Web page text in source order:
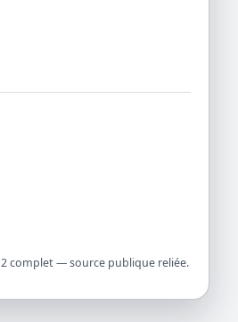
2 complet — source publique reliée.